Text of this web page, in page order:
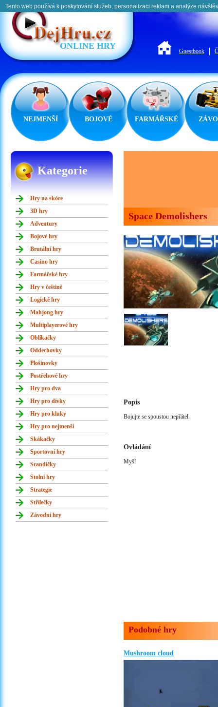
Tento web používá k poskytování služeb, personalizaci reklam a analýze
ONLINE HRY
Guestbook
NEJMENŠÍ BOJOVÉ FARMÁŘSKÉ
Kategorie
Hry na skóre
3D hry
Adventury
Bojové hry
Brutální hry
Casino hry
Farmářské hry
Hry v češtině
Logické hry
Mahjong hry
Multiplayerové hry
Oblíkačky
Oddechovky
Plošinovky
Postřehové hry
Hry pro dva
Hry pro dívky
Hry pro kluky
Hry pro nejmenší
Skákačky
Sportovní hry
Srandičky
Stolní hry
Strategie
Střílečky
Závodní hry
Space Demolishers
Popis
Bojujte se spoustou nepřátel.
Ovládání
Myší
Podobné hry
Mushroom cloud